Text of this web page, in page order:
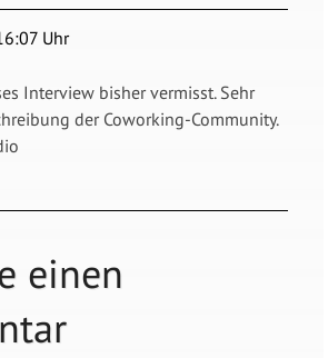
Uhr
Interview bisher vermisst. Sehr
der Coworking-Community.
einen